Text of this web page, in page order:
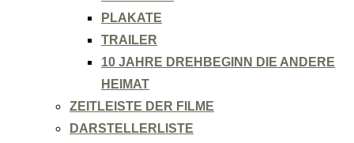
PLAKATE
TRAILER
10 JAHRE DREHBEGINN DIE ANDERE
HEIMAT
ZEITLEISTE DER FILME
DARSTELLERLISTE